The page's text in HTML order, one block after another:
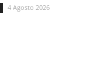
4 Agosto 2026